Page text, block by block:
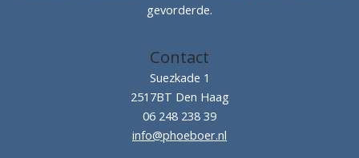
gevorderde.
Contact
Suezkade 1
2517BT Den Haag
06 248 238 39
info@phoeboer.nl